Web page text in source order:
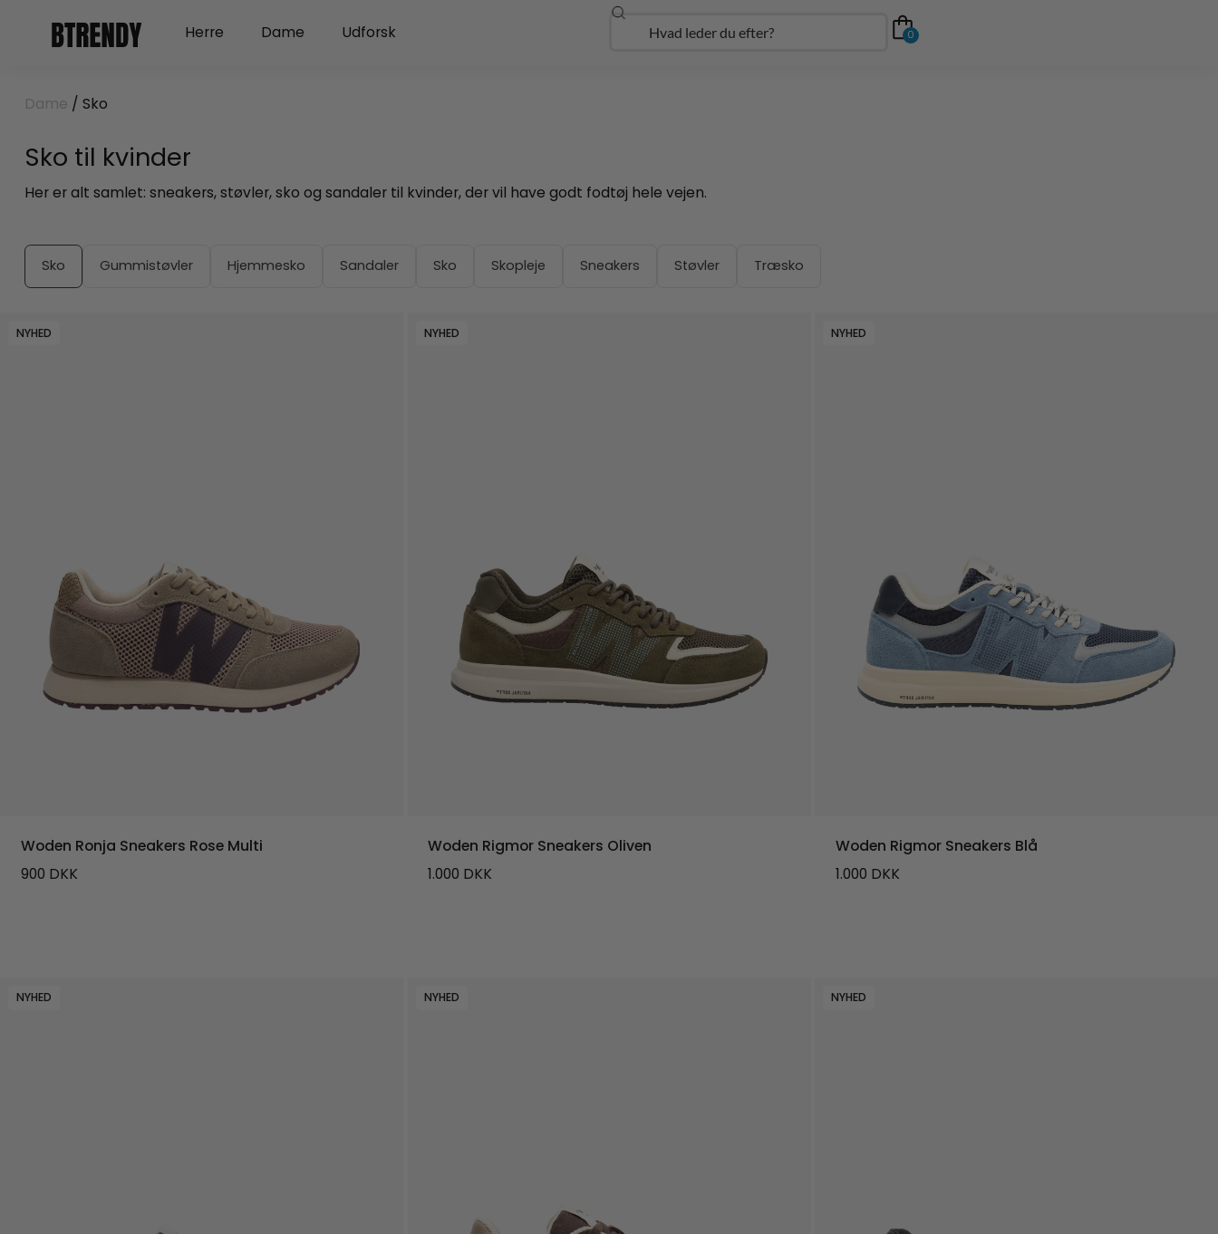
Herre Open Herre
Dame Open Dame
Udforsk Søg 0
Dame / Sko
Sko til kvinder
Her er alt samlet: sneakers, støvler, sko og sandaler til kvinder, der vil have godt fodtøj hele vejen.
Sko Gummistøvler Hjemmesko Sandaler Sko Skopleje Sneakers Støvler Træsko
NYHED
Woden Ronja Sneakers Rose Multi
900 DKK
NYHED
Woden Rigmor Sneakers Oliven
1.000 DKK
NYHED
Woden Rigmor Sneakers Blå
1.000 DKK
NYHED NYHED NYHED